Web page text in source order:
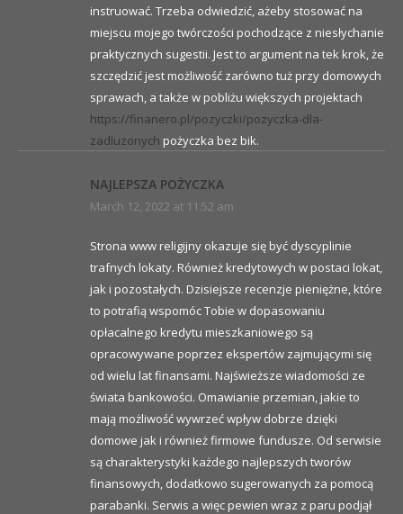
instruować. Trzeba odwiedzić, ażeby stosować na
miejscu mojego twórczości pochodzące z niesłychanie
praktycznych sugestii. Jest to argument na tek krok, że
szczędzić jest możliwość zarówno tuż przy domowych
sprawach, a także w pobliżu większych projektach
https://finanero.pl/pozyczki/pozyczka-dla-
zadluzonych pożyczka bez bik.
NAJLEPSZA POŻYCZKA
March 12, 2022 at 11:52 am
Strona www religijny okazuje się być dyscyplinie
trafnych lokaty. Również kredytowych w postaci lokat,
jak i pozostałych. Dzisiejsze recenzje pieniężne, które
to potrafią wspomóc Tobie w dopasowaniu
opłacalnego kredytu mieszkaniowego są
opracowywane poprzez ekspertów zajmującymi się
od wielu lat finansami. Najświeższe wiadomości ze
świata bankowości. Omawianie przemian, jakie to
mają możliwość wywrzeć wpływ dobrze dzięki
domowe jak i również firmowe fundusze. Od serwisie
są charakterystyki każdego najlepszych tworów
finansowych, dodatkowo sugerowanych za pomocą
parabanki. Serwis a więc pewien wraz z paru podjął